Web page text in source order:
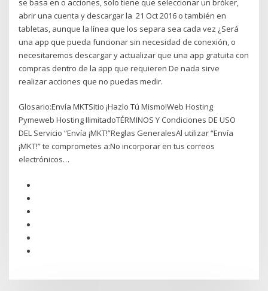
se basa en o acciones, solo tiene que seleccionar un bróker,
abrir una cuenta y descargar la 21 Oct 2016 o también en
tabletas, aunque la línea que los separa sea cada vez ¿Será
una app que pueda funcionar sin necesidad de conexión, o
necesitaremos descargar y actualizar que una app gratuita con
compras dentro de la app que requieren De nada sirve
realizar acciones que no puedas medir.
Glosario:Envía MKTSitio ¡Hazlo Tú Mismo!Web Hosting
Pymeweb Hosting IlimitadoTÉRMINOS Y Condiciones DE USO
DEL Servicio “Envía ¡MKT!”Reglas GeneralesAl utilizar “Envía
¡MKT!” te comprometes a:No incorporar en tus correos
electrónicos…